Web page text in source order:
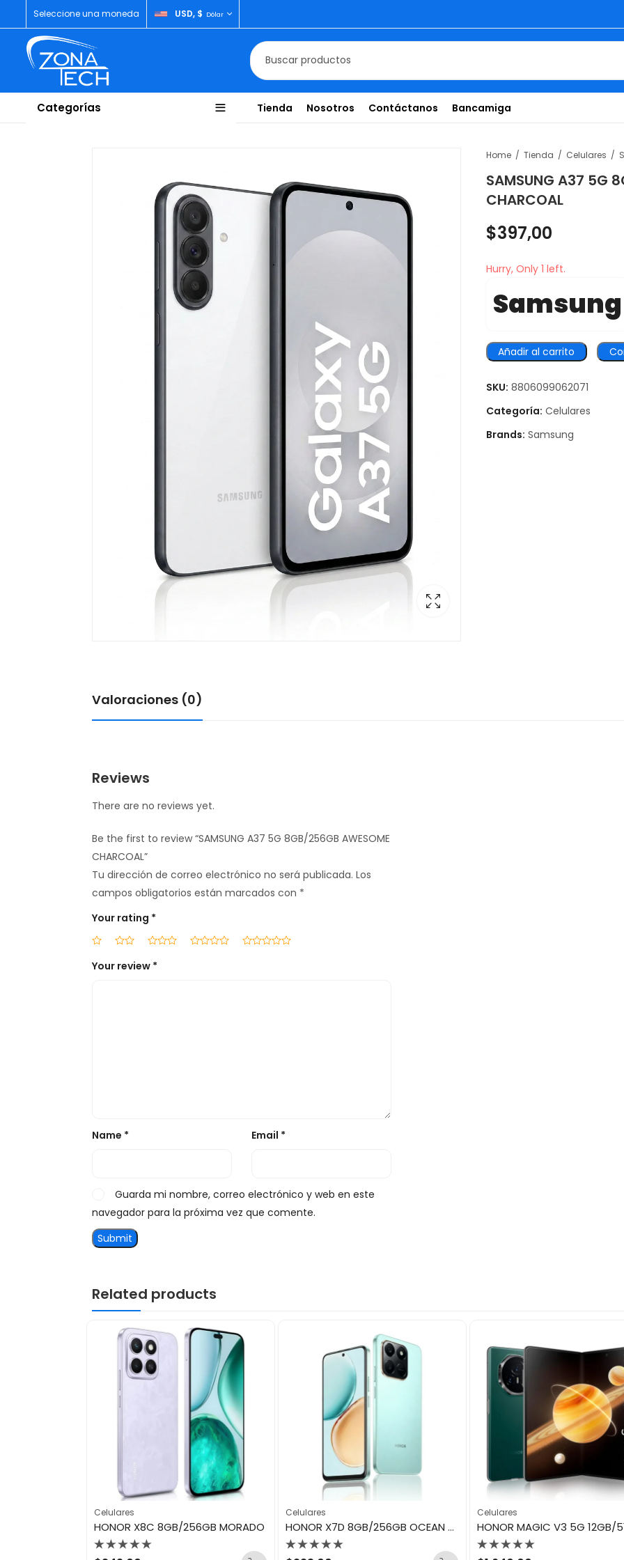
Seleccione una moneda USD, $ Dólar
Categorías Tienda Nosotros Contáctanos Bancamiga
Home Tienda Celulares
SAMSUNG A37 5G
CHARCOAL
$397,00
Hurry, Only 1 left.
Samsung
Añadir al carrito
SKU: 8806099062071
Categoría: Celulares
Brands: Samsung
Valoraciones (0)
Reviews
There are no reviews yet.
Be the first to review “SAMSUNG A37 5G 8GB/256GB AWESOME
CHARCOAL”
Tu dirección de correo electrónico no será publicada. Los
campos obligatorios están marcados con *
Your rating *
Your review *
Name * Email *
Guarda mi nombre, correo electrónico y web en este
navegador para la próxima vez que comente.
Related products
Celulares
HONOR X8C 8GB/256GB MORADO
Celulares
HONOR X7D 8GB/256GB OCEAN CYAN
Celulares